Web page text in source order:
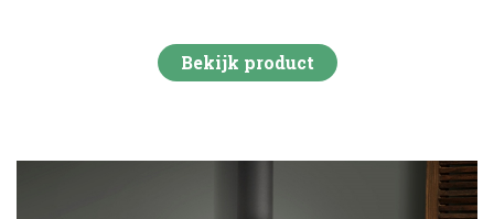
Bekijk product